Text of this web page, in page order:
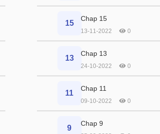
15
Chap 15
13-11-2022 0
13
Chap 13
24-10-2022 0
11
Chap 11
09-10-2022 0
9
Chap 9